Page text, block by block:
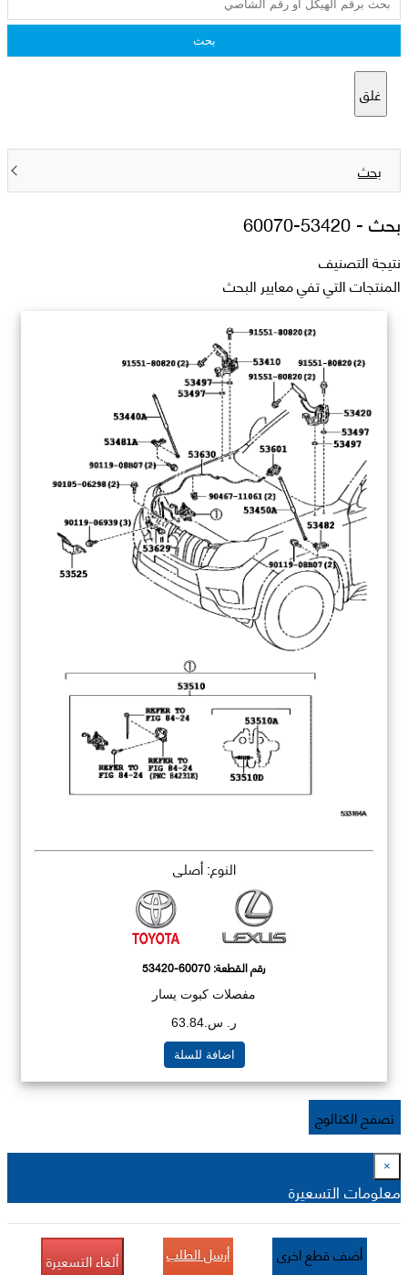
بحث
غلق
بحث
بحث -53420-60070
نتيجة التصنيف
المنتجات التي تفي معايير البحث
النوع: أصلي
رقم القطعة:53420-60070
مفصلات كبوت يسار
ر. س.63.84
اضافة للسلة
تصفح الكتالوج
×
معلومات التسعيرة
أضف قطع اخرى أرسل الطلب ألغاء التسعيرة